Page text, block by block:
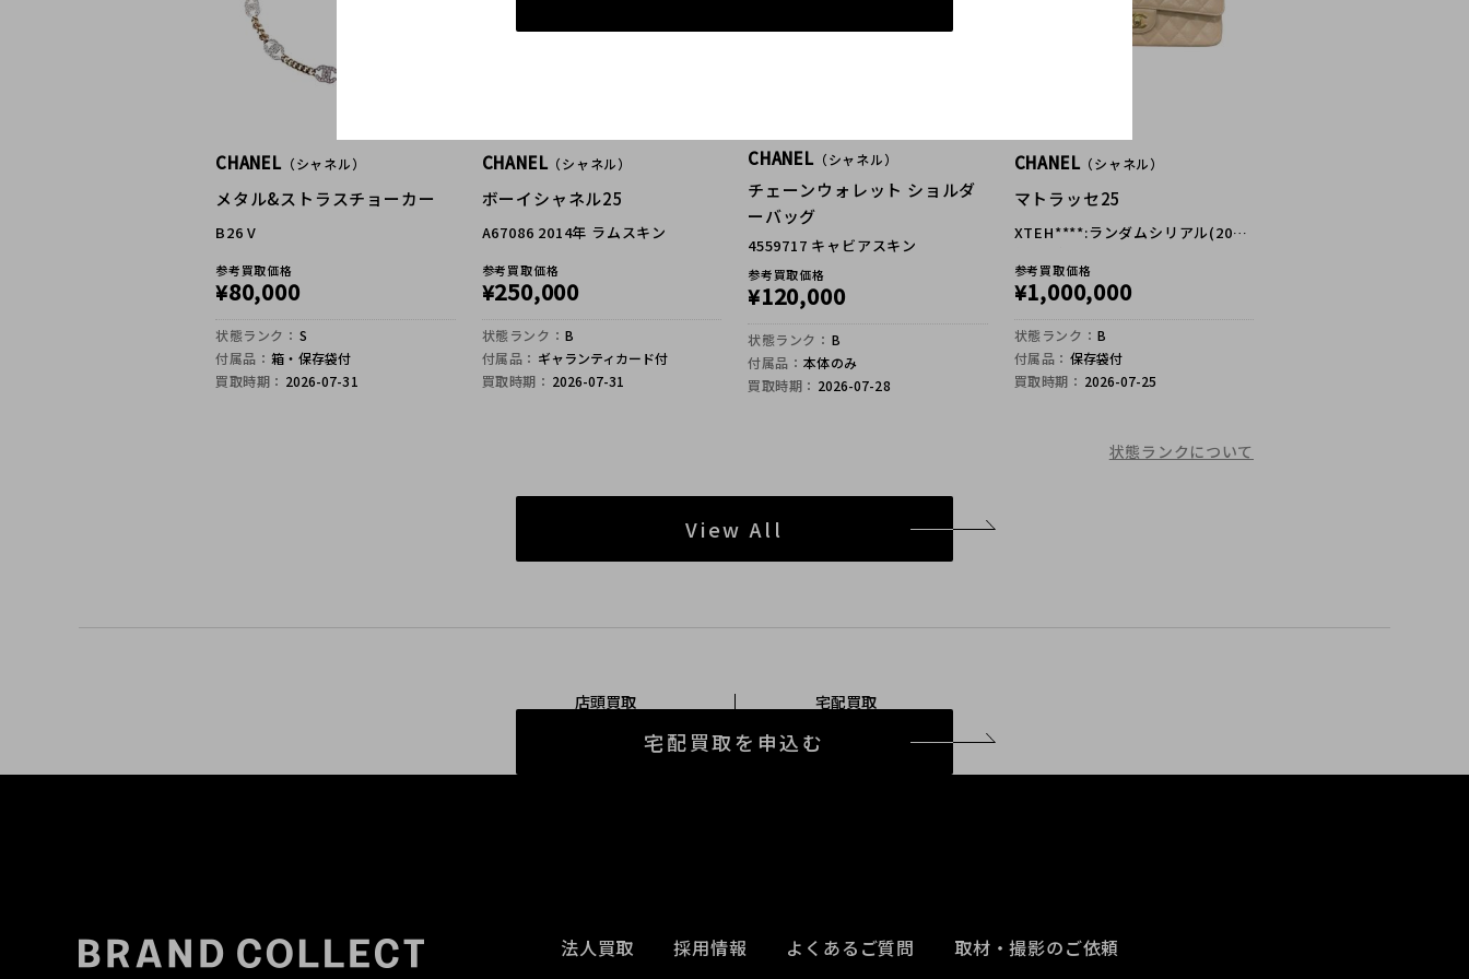
CHANEL （シャネル）
メタル&ストラスチョーカー
B26 V
参考買取価格
¥80,000
状態ランク： S
付属品： 箱・保存袋付
買取時期： 2026-07-31
CHANEL （シャネル）
ボーイシャネル25
A67086 2014年 ラムスキン
参考買取価格
¥250,000
状態ランク： B
付属品： ギャランティカード付
買取時期： 2026-07-31
CHANEL （シャネル）
チェーンウォレット ショルダ
ーバッグ
4559717 キャビアスキン
参考買取価格
¥120,000
状態ランク： B
付属品： 本体のみ
買取時期： 2026-07-28
CHANEL （シャネル）
マトラッセ25
XTEH****:ランダムシリアル(2021
参考買取価格
¥1,000,000
状態ランク： B
付属品： 保存袋付
買取時期： 2026-07-25
状態ランクについて
View All
店頭買取 宅配買取
宅配買取を申込む
法人買取 採用情報 よくあるご質問 取材・撮影のご依頼